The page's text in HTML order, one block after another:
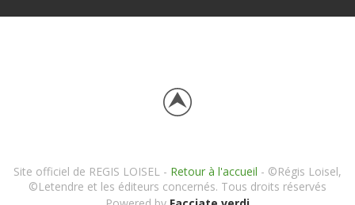
Site officiel de REGIS LOISEL - Retour à l'accueil - ©Régis Loisel,
©Letendre et les éditeurs concernés. Tous droits réservés